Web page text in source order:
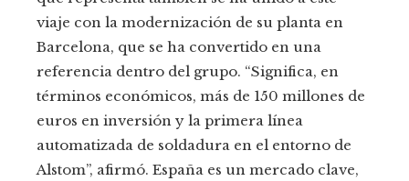
viaje con la modernización de su planta en
Barcelona, que se ha convertido en una
referencia dentro del grupo. “Significa, en
términos económicos, más de 150 millones de
euros en inversión y la primera línea
automatizada de soldadura en el entorno de
Alstom”, afirmó. España es un mercado clave,